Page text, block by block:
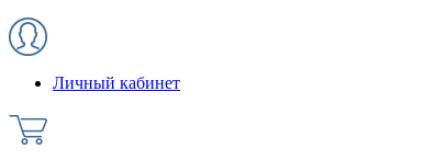
Личный кабинет